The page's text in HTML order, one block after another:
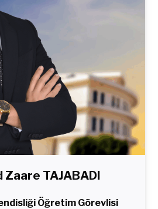
Zaare TAJABADI
Öğretim Görevlisi